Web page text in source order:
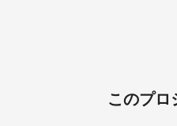
このプロ